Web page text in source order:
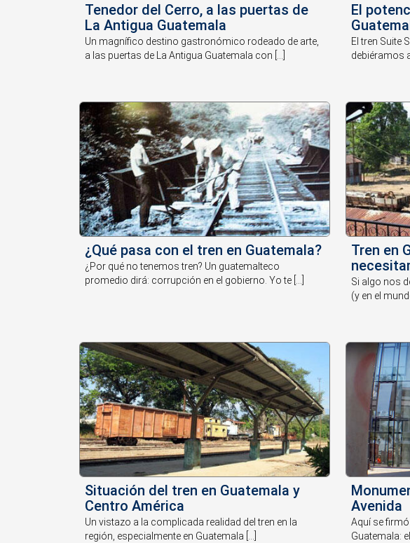
Tenedor del Cerro, a las puertas de
La Antigua Guatemala
Un magnífico destino gastronómico rodeado de arte,
a las puertas de La Antigua Guatemala con [...]
El
El tren Suite
debiéramos
¿Qué pasa con el tren en Guatemala?
¿Por qué no tenemos tren? Un guatemalteco
promedio dirá: corrupción en el gobierno. Yo te [...]
Tren en
Si algo nos
(y en el
Situación del tren en Guatemala y
Centro América
Un vistazo a la complicada realidad del tren en la
región, especialmente en Guatemala [...]
Avenida
Aquí se
Guatemala: